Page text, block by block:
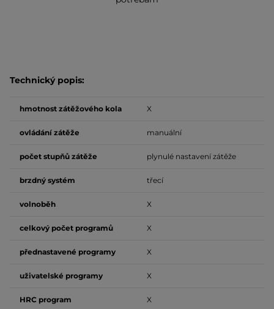
Technický popis:
hmotnost zátěžového kola X
ovládání zátěže manuální
počet stupňů zátěže plynulé nastavení zátěže
brzdný systém třecí
volnoběh X
celkový počet programů X
přednastavené programy X
uživatelské programy X
HRC program X